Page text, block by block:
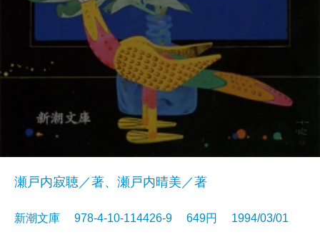
瀬戸内寂聴／著、瀬戸内晴美／著
新潮文庫 978-4-10-114426-9 649円 1994/03/01